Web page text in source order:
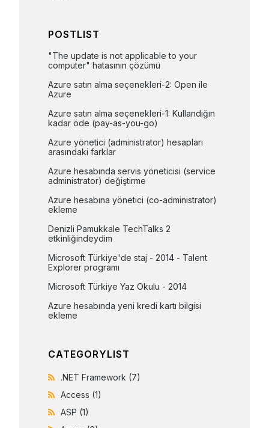
POSTLIST
"The update is not applicable to your
computer" hatasının çözümü
Azure satın alma seçenekleri-2: Open ile
Azure
Azure satın alma seçenekleri-1: Kullandığın
kadar öde (pay-as-you-go)
Azure yönetici (administrator) hesapları
arasındaki farklar
Azure hesabında servis yöneticisi (service
administrator) değiştirme
Azure hesabına yönetici (co-administrator)
ekleme
Denizli Pamukkale TechTalks 2
etkinliğindeydim
Microsoft Türkiye'de staj - 2014 - Talent
Explorer programı
Microsoft Türkiye Yaz Okulu - 2014
Azure hesabında yeni kredi kartı bilgisi
ekleme
CATEGORYLIST
.NET Framework (7)
Access (1)
ASP (1)